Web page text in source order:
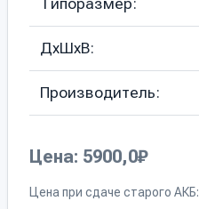
ДхШхВ:
Производитель:
Цена: 5900,0₽
Цена при сдаче старого АКБ: